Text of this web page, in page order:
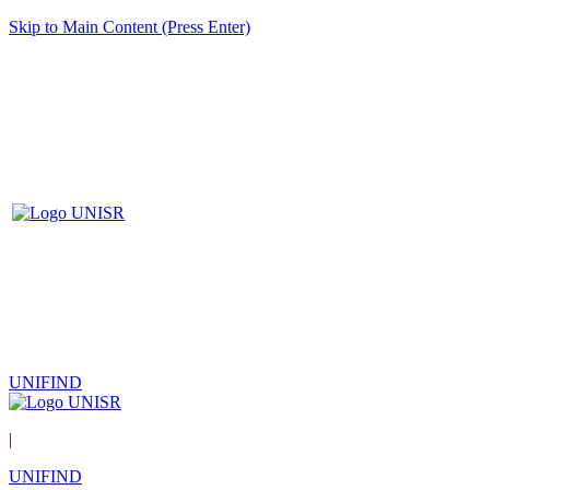
Skip to Main Content (Press Enter)
UNIFIND
|
UNIFIND